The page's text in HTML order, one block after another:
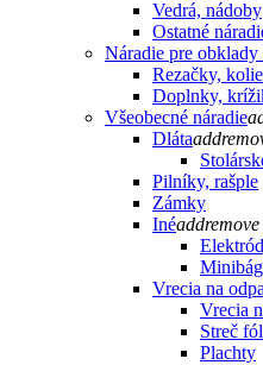
Vedrá, nádoby
Ostatné
Náradie pre obklady
Rezačky,
Doplnky,
Všeobecné náradie
Dlátaadd
Pilníky, rašple
Zámky
Inéaddremove
Vrecia na
Vrecia
Streč
Plachty